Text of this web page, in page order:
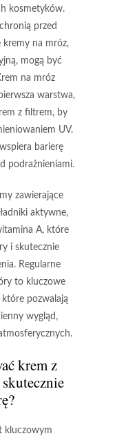
kosmetyków.
przed
kremy na mróz,
mogą być
na mróz
warstwa,
z filtrem, by
UV.
barierę
podrażnieniami.
zawierające
aktywne,
A, które
i skutecznie
Regularne
to kluczowe
pozwalają
wygląd,
krem z
kluczowym